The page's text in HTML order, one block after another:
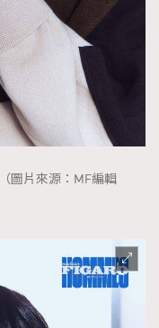
圖片來源：MF編輯